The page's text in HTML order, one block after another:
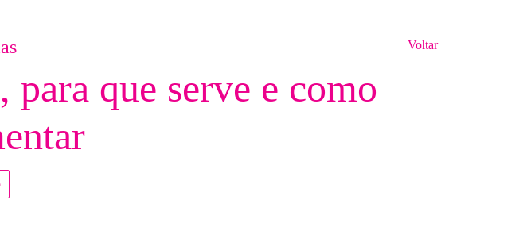
Voltar
para que serve e como